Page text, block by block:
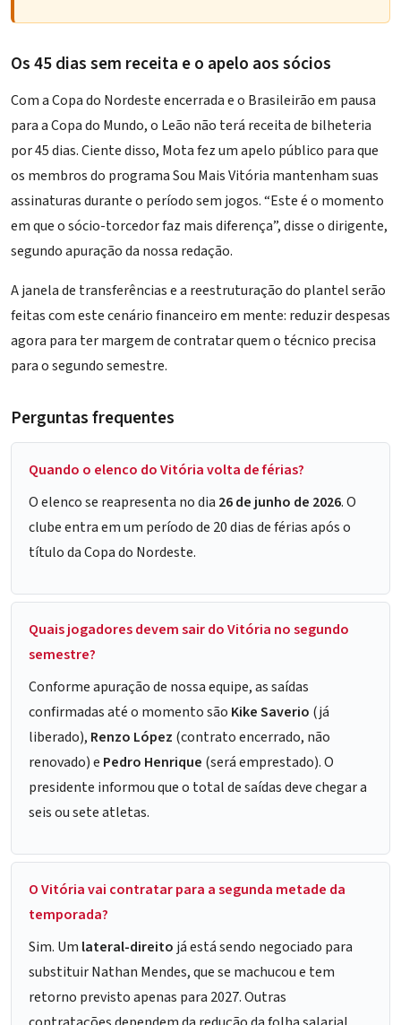
Os 45 dias sem receita e o apelo aos sócios
Com a Copa do Nordeste encerrada e o Brasileirão em pausa
para a Copa do Mundo, o Leão não terá receita de bilheteria
por 45 dias. Ciente disso, Mota fez um apelo público para que
os membros do programaSou Mais Vitória mantenham suas
assinaturas durante o período sem jogos. “Este é o momento
em que o sócio-torcedor faz mais diferença”, disse o dirigente,
segundo apuração da nossa redação.
A janela de transferências e a reestruturação do plantel serão
feitas com este cenário financeiro em mente: reduzir despesas
agora para ter margem de contratar quem o técnico precisa
para o segundo semestre.
Perguntas frequentes
Quando o elenco do Vitória volta de férias?
O elenco se reapresenta no dia 26 de junho de 2026. O
clube entra em um período de 20 dias de férias após o
título da Copa do Nordeste.
Quais jogadores devem sair do Vitória no segundo
semestre?
Conforme apuração de nossa equipe, as saídas
confirmadas até o momento são Kike Saverio (já
liberado), Renzo López (contrato encerrado, não
renovado) e Pedro Henrique (será emprestado). O
presidente informou que o total de saídas deve chegar a
seis ou sete atletas.
O Vitória vai contratar para a segunda metade da
temporada?
Sim. Um lateral-direito já está sendo negociado para
substituir Nathan Mendes, que se machucou e tem
retorno previsto apenas para 2027. Outras